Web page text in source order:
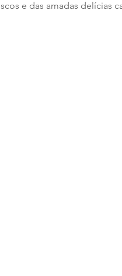
e das amadas delícias